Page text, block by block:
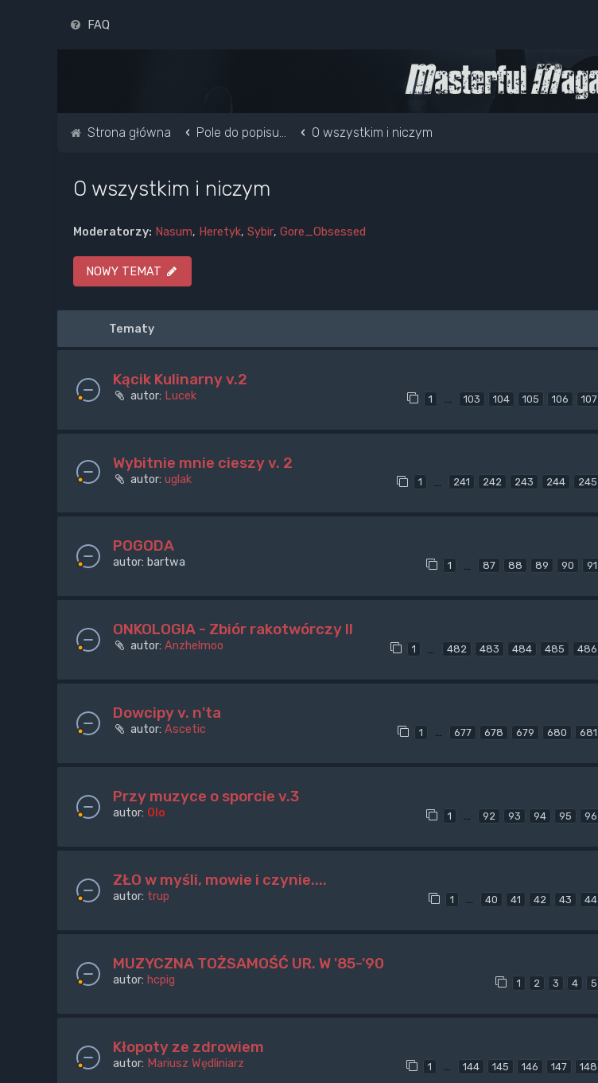
FAQ
Strona główna Pole do popisu... O wszystkim i niczym
O wszystkim i niczym
Moderatorzy: Nasum, Heretyk, Sybir, Gore_Obsessed
NOWY TEMAT
Tematy
Kącik Kulinarny v.2
autor: Lucek 1 … 103 104 105 106 107
Wybitnie mnie cieszy v. 2
autor: uglak 1 … 241 242 243 244 245
POGODA
autor: bartwa 1 … 87 88 89 90 91
ONKOLOGIA - Zbiór rakotwórczy II
autor: Anzhelmoo 1 482 483 484 485 486
Dowcipy v. n'ta
autor: Ascetic 1 … 677 678 679 680 681
Przy muzyce o sporcie v.3
autor: Olo 1 … 92 93 94 95 96
ZŁO w myśli, mowie i czynie....
autor: trup 1 … 40 41 42 43 44
MUZYCZNA TOŻSAMOŚĆ UR. W '85-'90
autor: hcpig 1 2 3 4 5
Kłopoty ze zdrowiem
autor: Mariusz Wędliniarz 1 … 144 145 146 147 148